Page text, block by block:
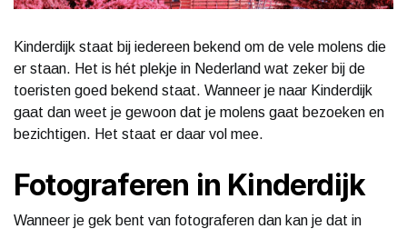
Kinderdijk staat bij iedereen bekend om de vele molens die
er staan. Het is hét plekje in Nederland wat zeker bij de
toeristen goed bekend staat. Wanneer je naar Kinderdijk
gaat dan weet je gewoon dat je molens gaat bezoeken en
bezichtigen. Het staat er daar vol mee.
Fotograferen in Kinderdijk
Wanneer je gek bent van fotograferen dan kan je dat in